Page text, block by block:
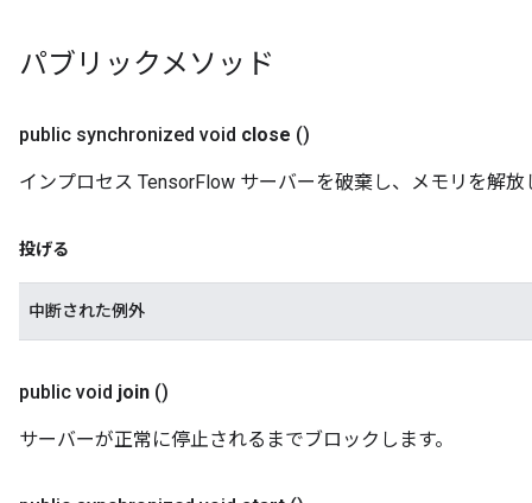
パブリックメソッド
public synchronized void close ()
インプロセス TensorFlow サーバーを破棄し、メモリを解放
投げる
中断された例外
public void join ()
サーバーが正常に停止されるまでブロックします。